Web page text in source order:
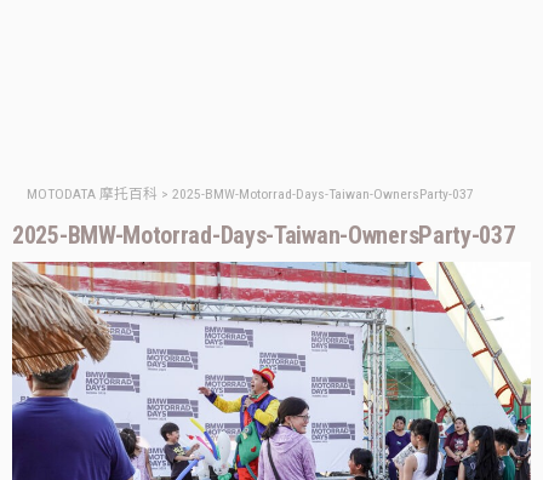
MOTODATA 摩托百科 > 2025-BMW-Motorrad-Days-Taiwan-OwnersParty-037
2025-BMW-Motorrad-Days-Taiwan-OwnersParty-037